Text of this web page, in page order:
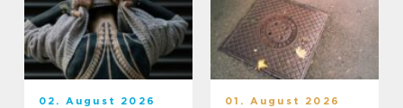
02. August 2026 01. August 2026